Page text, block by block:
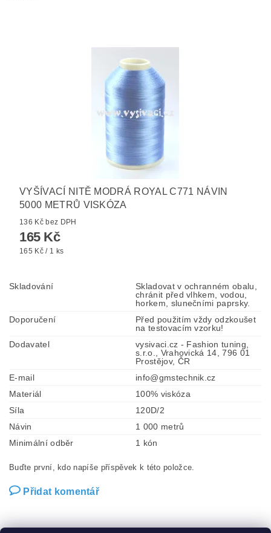
VYŠÍVACÍ NITĚ MODRÁ ROYAL C771 NÁVIN
5000 METRŮ VISKÓZA
136 Kč bez DPH
165 Kč
165 Kč / 1 ks
Skladování
Skladovat v ochranném obalu,
chránit před vlhkem, vodou,
horkem, slunečními paprsky.
Doporučení
Před použitím vždy odzkoušet
na testovacím vzorku!
Dodavatel
vysivaci.cz - Fashion tuning,
s.r.o., Vrahovická 14, 796 01
Prostějov, ČR
E-mail
info@gmstechnik.cz
Materiál
100% viskóza
Síla
120D/2
Návin
1 000 metrů
Minimální odběr
1 kón
Buďte první, kdo napíše příspěvek k této položce.
Přidat komentář